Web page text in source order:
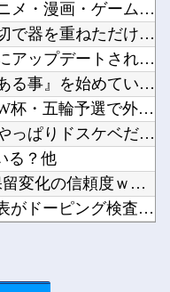
【トラウマ】映画・特撮・アニメ・漫画・ゲームで「主人公がガチ...
【悲報】ラーメン屋ワイ、親切で器を重ねただけなのにクソ店主に...
【ウマ娘】追込サポカが一向にアップデートされない理由…「これ...
【衝撃】中居正広、極秘に『ある事』を始めていたと判明する・・...
【速報】韓国サッカー協会、W杯・五輪予選で外国審判員や監督官...
【画像】大久保佳代子さん、やっぱりドスケベだったｗｗｗｗｗｗ...
る？他
【朗報】eエデンズゼロの色保留変化の信頼度ｗｗｗｗｗｗｗｗｗ...
韓国人「過去のW杯で韓国代表がドーピング検査をすり抜けるよう...
オサレ過ぎる他